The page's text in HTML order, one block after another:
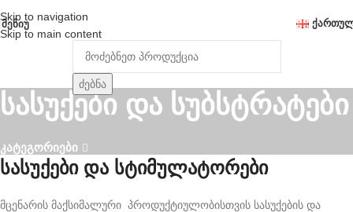
Skip to navigation
Skip to main content
ᲛᲔᲜᲘᲣ
ძებნა
სასუქები და სუბსტრატები
კატეგორიები
სასუქები და სტიმულატორები
მცენარის მაქსიმალური პროდუქტიულობისთვის სასუქების და